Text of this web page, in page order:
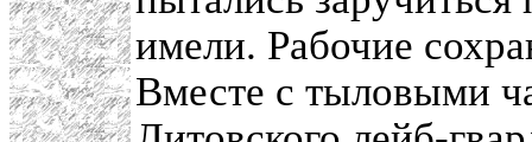
имели. Рабочие
Вместе с тыловыми